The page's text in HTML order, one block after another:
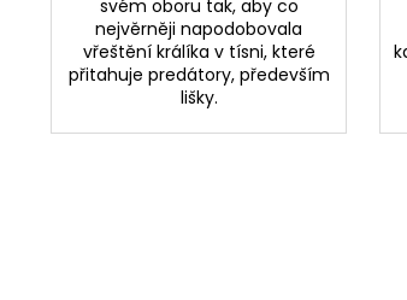
svém oboru tak, aby co
nejvěrněji napodobovala
vřeštění králíka v tísni, které
přitahuje predátory, především
lišky.